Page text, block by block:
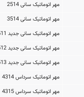
مهر اتوماتیک سانی 2514
مهر اتوماتیک سانی 3514
مهر اتوماتیک سانی جدید 3511
مهر اتوماتیک سانی جدید 3512
مهر اتوماتیک سانی جدید 3513
مهر اتوماتیک سرداس 4314
مهر اتوماتیک سرداس 4315